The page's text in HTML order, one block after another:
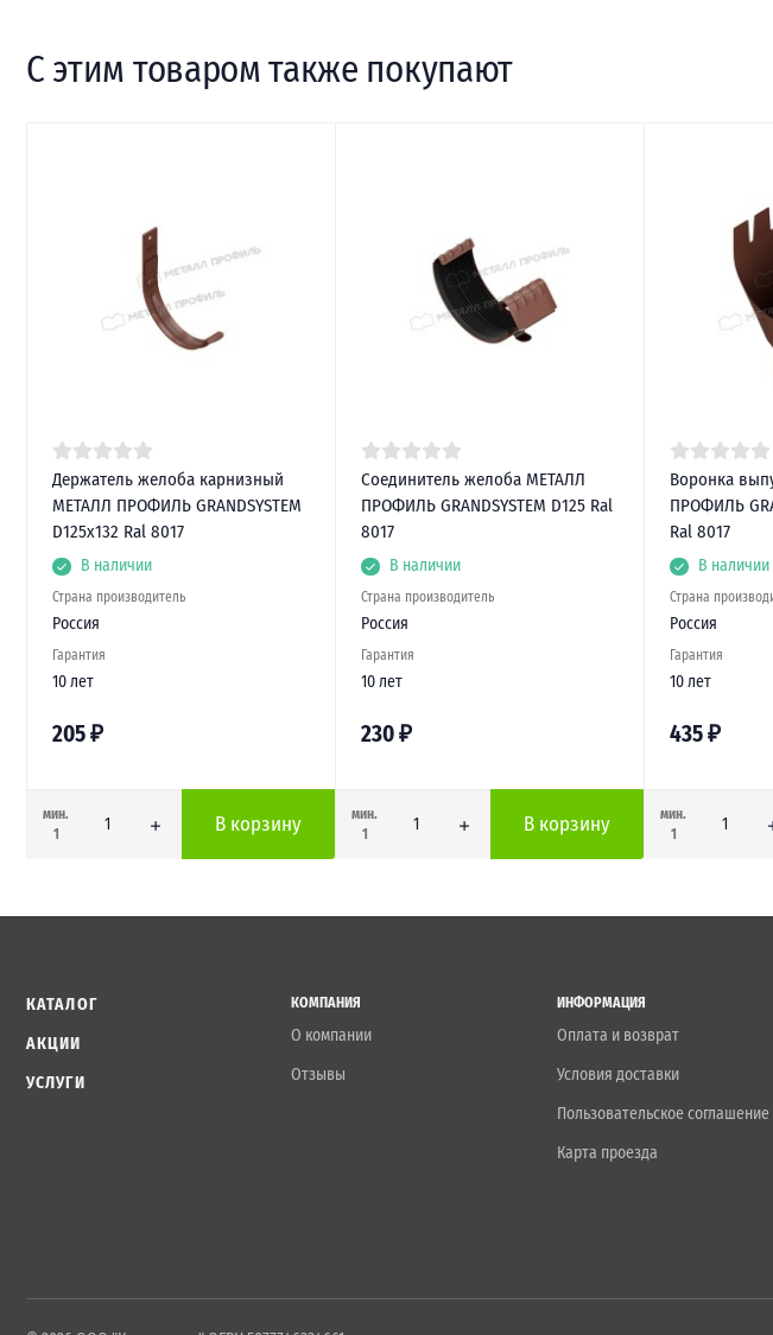
С этим товаром также покупают
Держатель желоба карнизный
МЕТАЛЛ ПРОФИЛЬ GRANDSYSTEM
D125х132 Ral 8017
В наличии
Страна производитель
Россия
Гарантия
10 лет
205₽
мин.
1
В корзину
Соединитель желоба МЕТАЛЛ
ПРОФИЛЬ GRANDSYSTEM D125 Ral
8017
В наличии
Страна производитель
Россия
Гарантия
10 лет
230₽
мин.
1
В корзину
Воронка
ПРОФИЛЬ
Ral 8017
В наличии
Страна
Россия
Гарантия
10 лет
435₽
мин.
1
КАТАЛОГ
АКЦИИ
УСЛУГИ
КОМПАНИЯ
О компании
Отзывы
ИНФОРМАЦИЯ
Оплата и возврат
Условия доставки
Пользовательское соглашение
Карта проезда